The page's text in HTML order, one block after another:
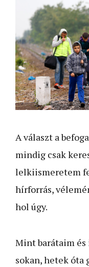
A választ a
mindig csak
lelkiismeretem
hírforrás,
hol úgy.
Mint barátaim
sokan, hetek óta